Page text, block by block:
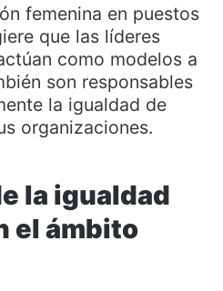
femenina en puestos
que las líderes
como modelos a
son responsables
la igualdad de
organizaciones.
la igualdad
el ámbito